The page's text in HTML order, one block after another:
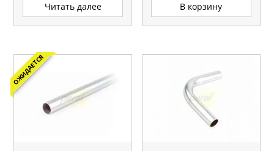
Читать далее В корзину
ОЖИДАЕТСЯ